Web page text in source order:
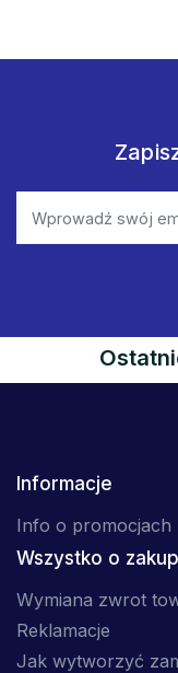
Informacje
Info o promocjach
Wszystko o
Wymiana zwrot
Reklamacje
Jak wytworzyć